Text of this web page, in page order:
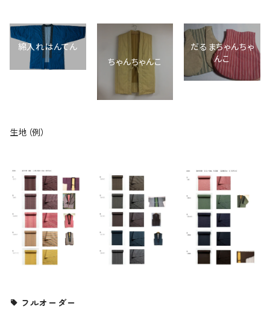
綿入れはんてん
ちゃんちゃんこ
だるまちゃんちゃ
んこ
生地（例）
フルオーダー